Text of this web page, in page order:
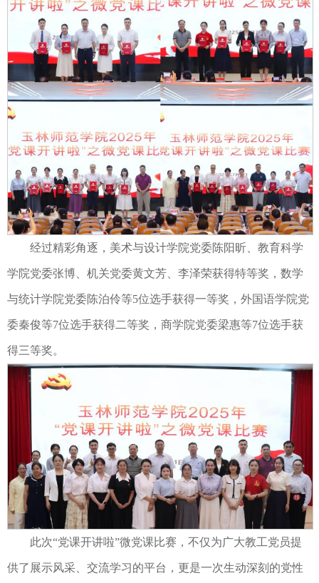
经过精彩角逐，美术与设计学院党委陈阳昕、教育科学
学院党委张博、机关党委黄文芳、李泽荣获得特等奖，数学
与统计学院党委陈泊伶等5位选手获得一等奖，外国语学院党
委秦俊等7位选手获得二等奖，商学院党委梁惠等7位选手获
得三等奖。
此次“党课开讲啦”微党课比赛，不仅为广大教工党员提
供了展示风采、交流学习的平台，更是一次生动深刻的党性